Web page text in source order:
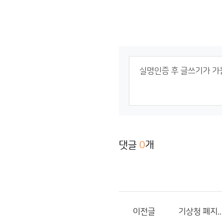
댓글 0개
이전글 기상청 폐지